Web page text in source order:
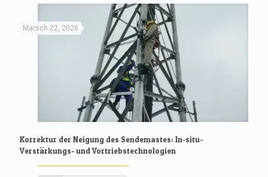
Marsch 22, 2026
Korrektur der Neigung des Sendemastes: In-situ-
Verstärkungs- und Vortriebstechnologien